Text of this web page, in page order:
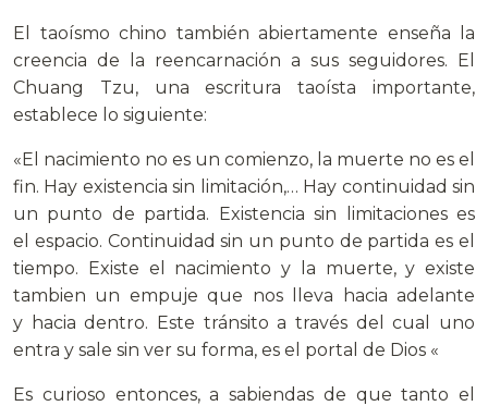
El taoísmo chino también abiertamente enseña la
creencia de la reencarnación a sus seguidores. El
Chuang Tzu, una escritura taoísta importante,
establece lo siguiente:
«El nacimiento no es un comienzo, la muerte no es el
fin. Hay existencia sin limitación,… Hay continuidad sin
un punto de partida. Existencia sin limitaciones es
el espacio. Continuidad sin un punto de partida es el
tiempo. Existe el nacimiento y la muerte, y existe
tambien un empuje que nos lleva hacia adelante
y hacia dentro. Este tránsito a través del cual uno
entra y sale sin ver su forma, es el portal de Dios «
Es curioso entonces, a sabiendas de que tanto el